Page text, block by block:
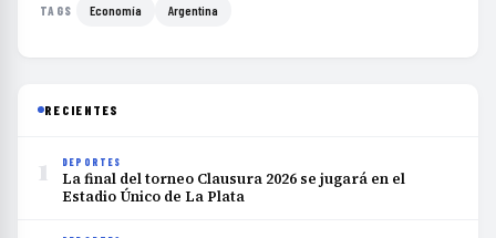
TAGS Economía Argentina
RECIENTES
1 DEPORTES
La final del torneo Clausura 2026 se jugará en el
Estadio Único de La Plata